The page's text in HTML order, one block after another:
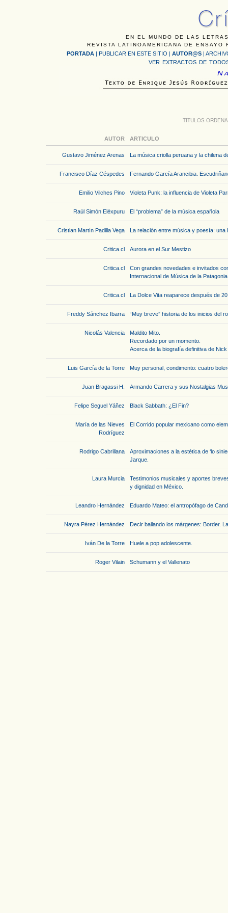
EN EL MUNDO DE LAS
REVISTA LATINOAMERICANA DE
PORTADA | PUBLICAR EN ESTE SITIO | AUTOR@S |
VER EXTRACTOS DE
TITULOS
AUTOR ARTICULO
Gustavo Jiménez Arenas La música criolla peruana y la chilena
Francisco Díaz Céspedes Fernando García Arancibia.
Emilio Vilches Pino Violeta Punk: la influencia de Violeta
Raúl Simón Eléxpuru El “problema” de la música española
Cristian Martín Padilla Vega La relación entre música y poesía: una
Critica.cl Aurora en el Sur Mestizo
Critica.cl
Con grandes novedades e invitados
Internacional de Música de la Patagonia
Critica.cl La Dolce Vita reaparece después de
Freddy Sánchez Ibarra “Muy breve” historia de los inicios del
Nicolás Valencia
Maldito Mito.
Recordado por un momento.
Acerca de la biografía definitiva de
Luis García de la Torre Muy personal, condimento: cuatro
Juan Bragassi H. Armando Carrera y sus Nostalgias
Felipe Seguel Yáñez Black Sabbath: ¿El Fin?
María de las Nieves
Rodríguez
El Corrido popular mexicano como
Rodrigo Cabrillana
Aproximaciones a la estética de ‘lo
Jarque.
Laura Murcia
Testimonios musicales y aportes
y dignidad en México.
Leandro Hernández Eduardo Mateo: el antropófago de
Nayra Pérez Hernández Decir bailando los márgenes: Border.
Iván De la Torre Huele a pop adolescente.
Roger Vilain Schumann y el Vallenato